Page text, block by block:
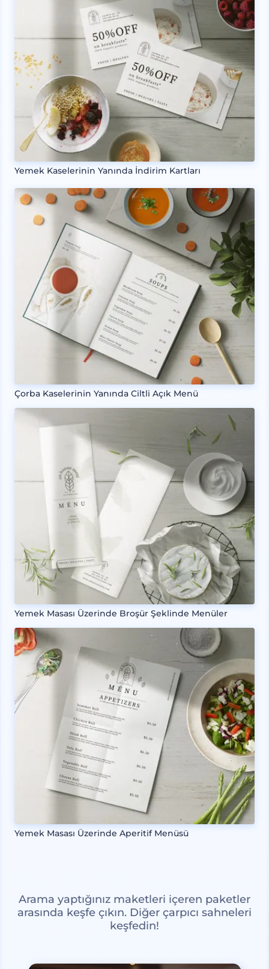
Yemek Kaselerinin Yanında İndirim Kartları
Çorba Kaselerinin Yanında Ciltli Açık Menü
Yemek Masası Üzerinde Broşür Şeklinde Menüler
Yemek Masası Üzerinde Aperitif Menüsü
Arama yaptığınız maketleri içeren paketler
arasında keşfe çıkın. Diğer çarpıcı sahneleri
keşfedin!